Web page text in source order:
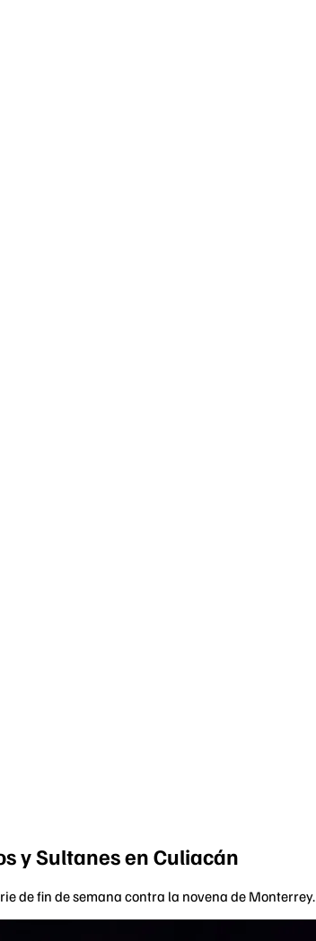
y Sultanes en Culiacán
de fin de semana contra la novena de Monterrey.